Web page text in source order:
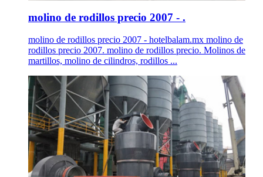
molino de rodillos precio 2007 - .
molino de rodillos precio 2007 - hotelbalam.mx molino de
rodillos precio 2007. molino de rodillos precio. Molinos de
martillos, molino de cilindros, rodillos ...